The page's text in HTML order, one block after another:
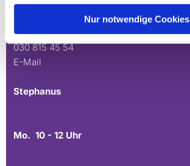
Nur notwendige Cookies
Andréezeile 21-23
030 815 45 54
E-Mail
Stephanus
Mo. 10 - 12 Uhr